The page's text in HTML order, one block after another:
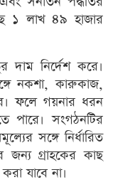
১ লাখ ৪৯ হাজার
নির্দেশ করে।
নকশা, কারুকাজ,
ফলে গয়নার ধরন
পারে। সংগঠনটির
সঙ্গে নির্ধারিত
জন্য গ্রাহকের কাছ
যাবে না।